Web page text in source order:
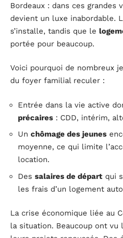
Bordeaux : dans ces grandes
devient un luxe inabordable.
s’installe, tandis que le
portée pour beaucoup.
Voici pourquoi de nombreux
du foyer familial reculer :
Entrée dans la vie active
précaires : CDD, intérim,
Un chômage des jeunes
moyenne, ce qui limite
location.
Des salaires de départ qui
les frais d’un logement
La crise économique liée au
la situation. Beaucoup ont